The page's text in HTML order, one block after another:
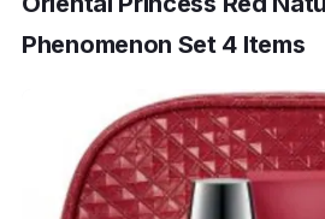
Phenomenon Set 4 Items